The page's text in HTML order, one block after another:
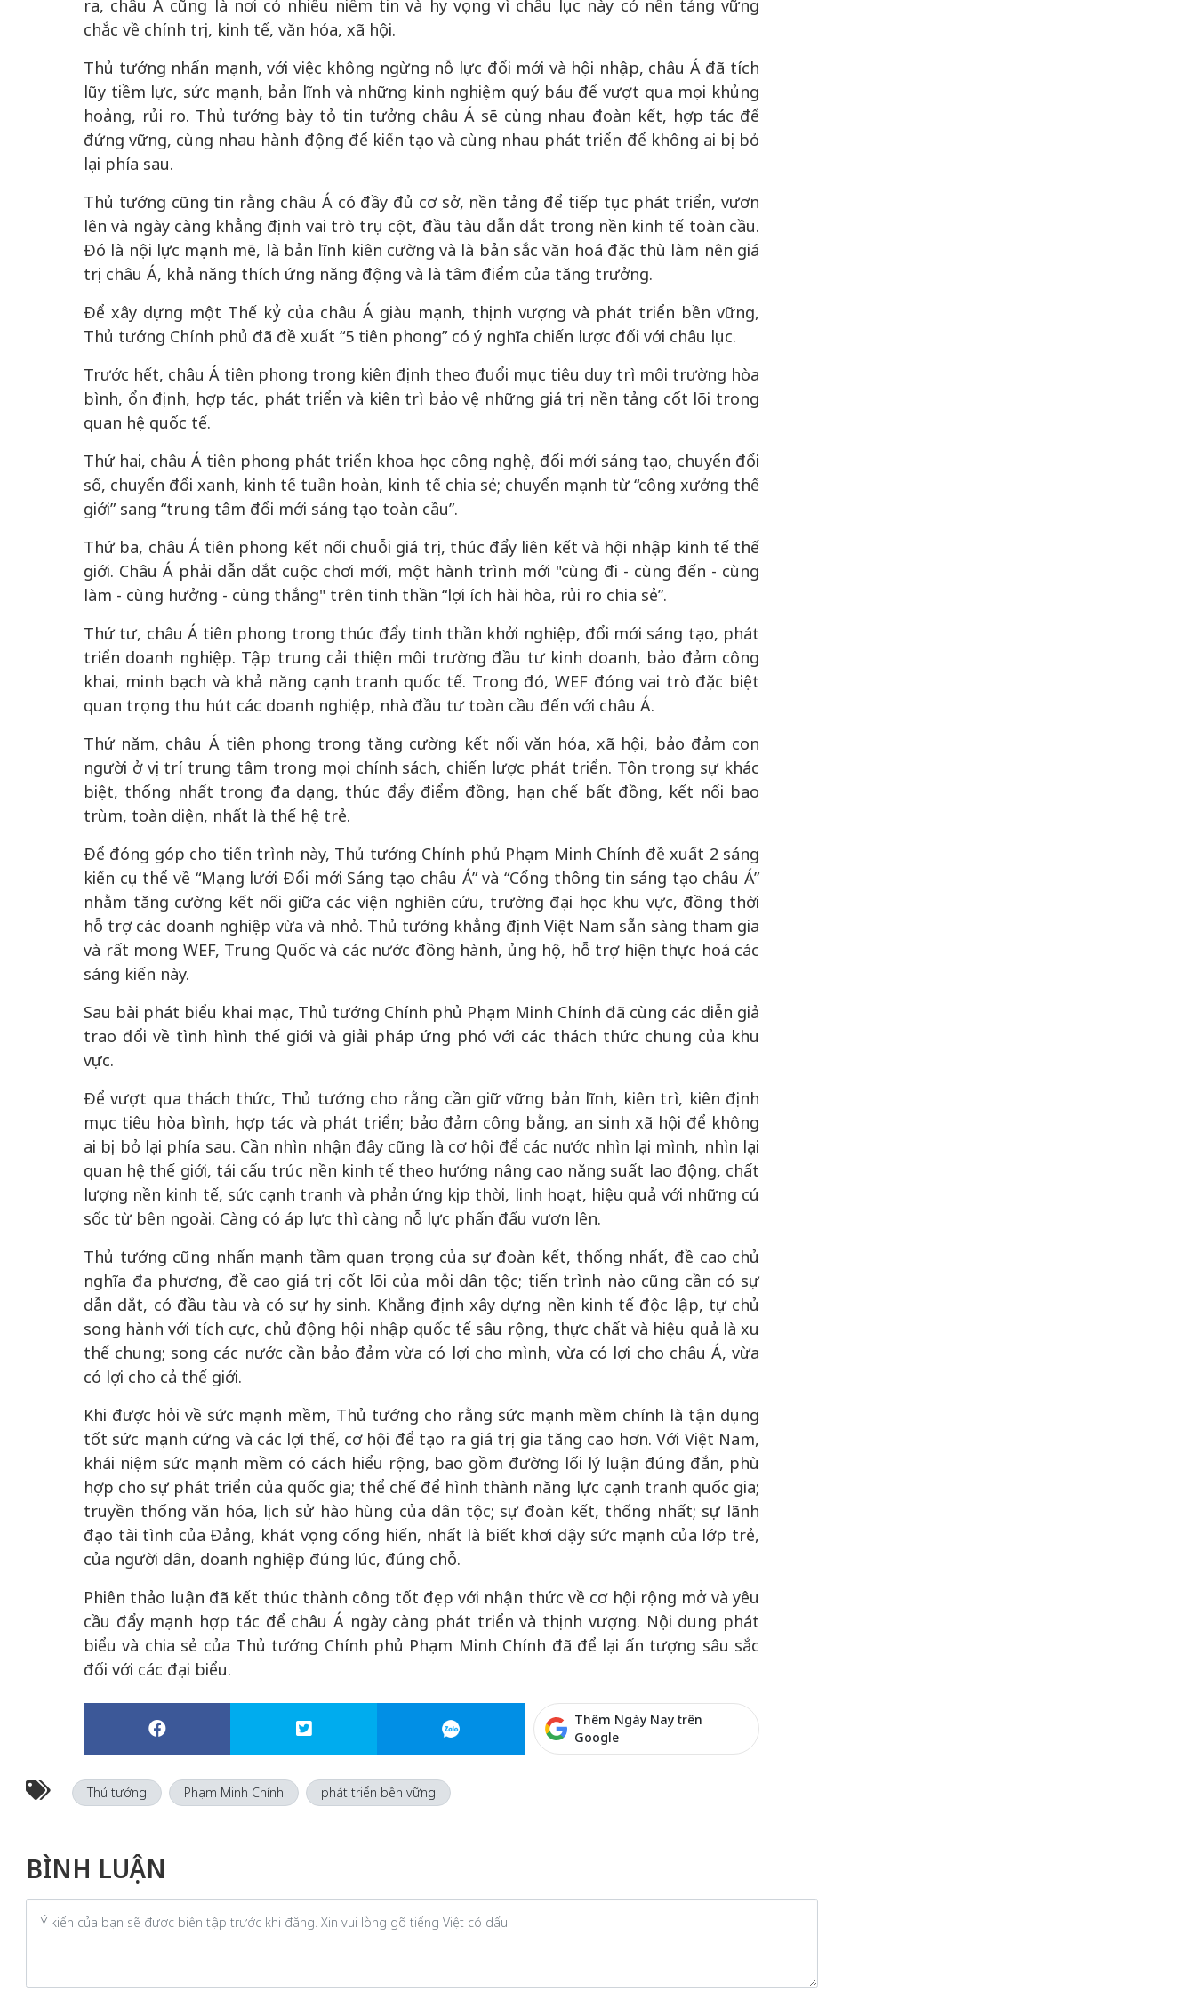
ra, châu Á cũng là nơi có nhiều niềm tin và hy vọng vì châu lục này có nền tảng vững
chắc về chính trị, kinh tế, văn hóa, xã hội.
Thủ tướng nhấn mạnh, với việc không ngừng nỗ lực đổi mới và hội nhập, châu Á đã tích
lũy tiềm lực, sức mạnh, bản lĩnh và những kinh nghiệm quý báu để vượt qua mọi khủng
hoảng, rủi ro. Thủ tướng bày tỏ tin tưởng châu Á sẽ cùng nhau đoàn kết, hợp tác để
đứng vững, cùng nhau hành động để kiến tạo và cùng nhau phát triển để không ai bị bỏ
lại phía sau.
Thủ tướng cũng tin rằng châu Á có đầy đủ cơ sở, nền tảng để tiếp tục phát triển, vươn
lên và ngày càng khẳng định vai trò trụ cột, đầu tàu dẫn dắt trong nền kinh tế toàn cầu.
Đó là nội lực mạnh mẽ, là bản lĩnh kiên cường và là bản sắc văn hoá đặc thù làm nên giá
trị châu Á, khả năng thích ứng năng động và là tâm điểm của tăng trưởng.
Để xây dựng một Thế kỷ của châu Á giàu mạnh, thịnh vượng và phát triển bền vững,
Thủ tướng Chính phủ đã đề xuất “5 tiên phong” có ý nghĩa chiến lược đối với châu lục.
Trước hết, châu Á tiên phong trong kiên định theo đuổi mục tiêu duy trì môi trường hòa
bình, ổn định, hợp tác, phát triển và kiên trì bảo vệ những giá trị nền tảng cốt lõi trong
quan hệ quốc tế.
Thứ hai, châu Á tiên phong phát triển khoa học công nghệ, đổi mới sáng tạo, chuyển đổi
số, chuyển đổi xanh, kinh tế tuần hoàn, kinh tế chia sẻ; chuyển mạnh từ “công xưởng thế
giới” sang “trung tâm đổi mới sáng tạo toàn cầu”.
Thứ ba, châu Á tiên phong kết nối chuỗi giá trị, thúc đẩy liên kết và hội nhập kinh tế thế
giới. Châu Á phải dẫn dắt cuộc chơi mới, một hành trình mới "cùng đi - cùng đến - cùng
làm - cùng hưởng - cùng thắng" trên tinh thần “lợi ích hài hòa, rủi ro chia sẻ”.
Thứ tư, châu Á tiên phong trong thúc đẩy tinh thần khởi nghiệp, đổi mới sáng tạo, phát
triển doanh nghiệp. Tập trung cải thiện môi trường đầu tư kinh doanh, bảo đảm công
khai, minh bạch và khả năng cạnh tranh quốc tế. Trong đó, WEF đóng vai trò đặc biệt
quan trọng thu hút các doanh nghiệp, nhà đầu tư toàn cầu đến với châu Á.
Thứ năm, châu Á tiên phong trong tăng cường kết nối văn hóa, xã hội, bảo đảm con
người ở vị trí trung tâm trong mọi chính sách, chiến lược phát triển. Tôn trọng sự khác
biệt, thống nhất trong đa dạng, thúc đẩy điểm đồng, hạn chế bất đồng, kết nối bao
trùm, toàn diện, nhất là thế hệ trẻ.
Để đóng góp cho tiến trình này, Thủ tướng Chính phủ Phạm Minh Chính đề xuất 2 sáng
kiến cụ thể về “Mạng lưới Đổi mới Sáng tạo châu Á” và “Cổng thông tin sáng tạo châu Á”
nhằm tăng cường kết nối giữa các viện nghiên cứu, trường đại học khu vực, đồng thời
hỗ trợ các doanh nghiệp vừa và nhỏ. Thủ tướng khẳng định Việt Nam sẵn sàng tham gia
và rất mong WEF, Trung Quốc và các nước đồng hành, ủng hộ, hỗ trợ hiện thực hoá các
sáng kiến này.
Sau bài phát biểu khai mạc, Thủ tướng Chính phủ Phạm Minh Chính đã cùng các diễn giả
trao đổi về tình hình thế giới và giải pháp ứng phó với các thách thức chung của khu
vực.
Để vượt qua thách thức, Thủ tướng cho rằng cần giữ vững bản lĩnh, kiên trì, kiên định
mục tiêu hòa bình, hợp tác và phát triển; bảo đảm công bằng, an sinh xã hội để không
ai bị bỏ lại phía sau. Cần nhìn nhận đây cũng là cơ hội để các nước nhìn lại mình, nhìn lại
quan hệ thế giới, tái cấu trúc nền kinh tế theo hướng nâng cao năng suất lao động, chất
lượng nền kinh tế, sức cạnh tranh và phản ứng kịp thời, linh hoạt, hiệu quả với những cú
sốc từ bên ngoài. Càng có áp lực thì càng nỗ lực phấn đấu vươn lên.
Thủ tướng cũng nhấn mạnh tầm quan trọng của sự đoàn kết, thống nhất, đề cao chủ
nghĩa đa phương, đề cao giá trị cốt lõi của mỗi dân tộc; tiến trình nào cũng cần có sự
dẫn dắt, có đầu tàu và có sự hy sinh. Khẳng định xây dựng nền kinh tế độc lập, tự chủ
song hành với tích cực, chủ động hội nhập quốc tế sâu rộng, thực chất và hiệu quả là xu
thế chung; song các nước cần bảo đảm vừa có lợi cho mình, vừa có lợi cho châu Á, vừa
có lợi cho cả thế giới.
Khi được hỏi về sức mạnh mềm, Thủ tướng cho rằng sức mạnh mềm chính là tận dụng
tốt sức mạnh cứng và các lợi thế, cơ hội để tạo ra giá trị gia tăng cao hơn. Với Việt Nam,
khái niệm sức mạnh mềm có cách hiểu rộng, bao gồm đường lối lý luận đúng đắn, phù
hợp cho sự phát triển của quốc gia; thể chế để hình thành năng lực cạnh tranh quốc gia;
truyền thống văn hóa, lịch sử hào hùng của dân tộc; sự đoàn kết, thống nhất; sự lãnh
đạo tài tình của Đảng, khát vọng cống hiến, nhất là biết khơi dậy sức mạnh của lớp trẻ,
của người dân, doanh nghiệp đúng lúc, đúng chỗ.
Phiên thảo luận đã kết thúc thành công tốt đẹp với nhận thức về cơ hội rộng mở và yêu
cầu đẩy mạnh hợp tác để châu Á ngày càng phát triển và thịnh vượng. Nội dung phát
biểu và chia sẻ của Thủ tướng Chính phủ Phạm Minh Chính đã để lại ấn tượng sâu sắc
đối với các đại biểu.
Thêm Ngày Nay trên
Google
Thủ tướng Phạm Minh Chính phát triển bền vững
BÌNH LUẬN